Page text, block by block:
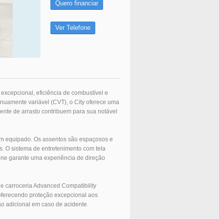
Quero financiar
Ver Telefone
eficiência de combustível e
variável (CVT), o City oferece uma
de arrasto contribuem para sua notável
equipado. Os assentos são espaçosos e
O sistema de entretenimento com tela
garante uma experiência de direção
carroceria Advanced Compatibility
proteção excepcional aos
adicional em caso de acidente.